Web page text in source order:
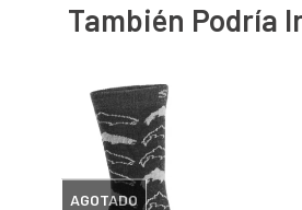
También Podría
AGOTADO